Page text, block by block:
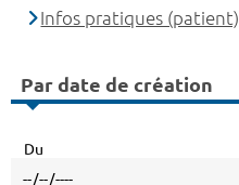
Infos pratiques (patient)
Par date de création
Du